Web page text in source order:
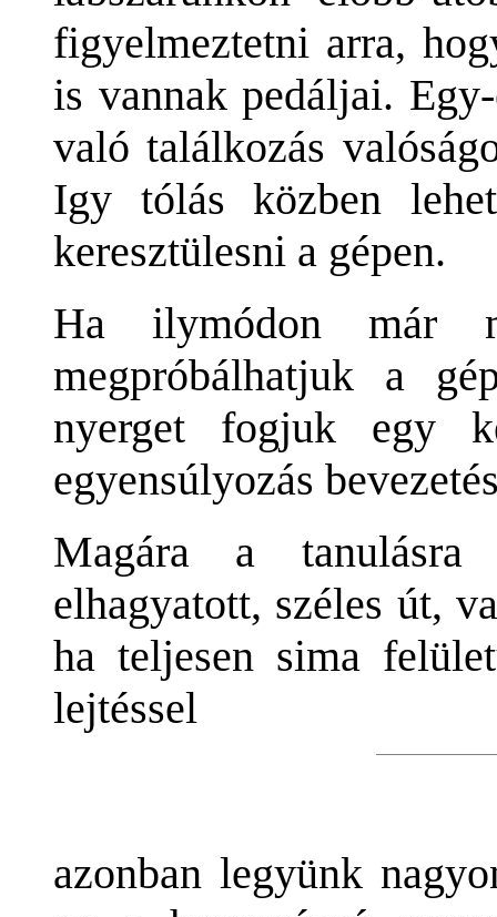
figyelmeztetni arra,
is vannak pedáljai.
való találkozás
Igy tólás közben
keresztülesni a gépen.
Ha ilymódon már
megpróbálhatjuk a
nyerget fogjuk egy
egyensúlyozás
Magára a tanulásra
elhagyatott, széles út,
ha teljesen sima
lejtéssel
azonban legyünk